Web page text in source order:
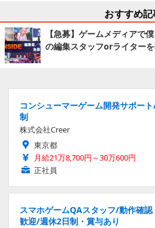
おすすめ記
【急募】ゲームメディアで
の編集スタッフorライター
コンシューマーゲーム開発サポー
制
株式会社Creer
東京都
月給21万8,700円～30万600円
正社員
スマホゲームQAスタッフ/動作確
歓迎/週休2日制・賞与あり